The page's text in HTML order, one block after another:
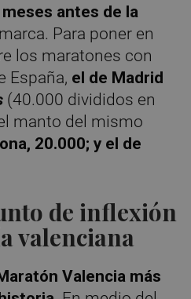
antes de la
Para poner en
los maratones con
España, el de Madrid
(40.000 divididos en
manto del mismo
20.000; y el de
de inflexión
valenciana
Valencia más